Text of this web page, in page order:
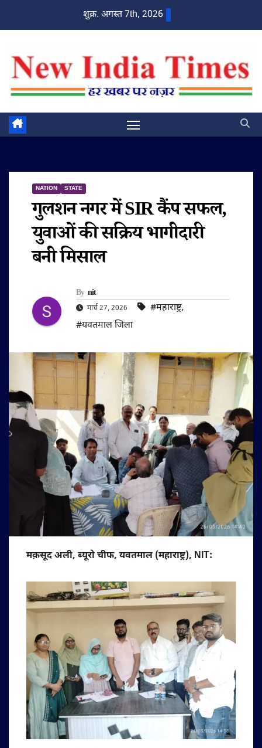
शुक्र. अगस्त 7th, 2026
NATION STATE
गुलशन नगर में SIR कैंप सफल,
युवाओं की सक्रिय भागीदारी
बनी मिसाल
By nit
मार्च 27, 2026 #महाराष्ट्र,
#यवतमाल जिला
मक़सूद अली, ब्यूरो चीफ, यवतमाल (महाराष्ट्र), NIT: